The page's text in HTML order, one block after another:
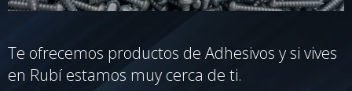
Te ofrecemos productos de Adhesivos y si vives
en Rubí estamos muy cerca de ti.